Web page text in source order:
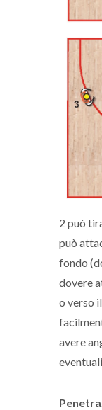
2 può
può
fondo
dovere
o verso
avere